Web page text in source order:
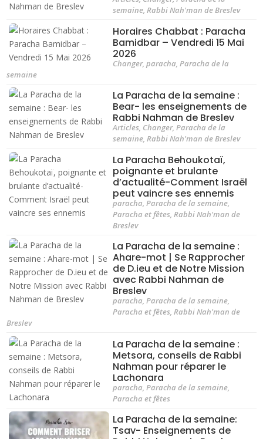
semaine,Rabbi Nah'man de Breslev
Horaires Chabbat : Paracha
Bamidbar – Vendredi 15 Mai
2026
Changer,paracha,Paracha de la
semaine
La Paracha de la semaine :
Bear- les enseignements de
Rabbi Nahman de Breslev
Articles, Changer,Paracha de la
semaine,Rabbi Nah'man de Breslev
La Paracha Behoukotaï,
poignante et brulante
d’actualité-Comment Israël
peut vaincre ses ennemis
paracha,Paracha de la semaine,
Paracha et fêtes,Rabbi Nah'man de
Breslev
La Paracha de la semaine :
Ahare-mot | Se Rapprocher
de D.ieu et de Notre Mission
avec Rabbi Nahman de
Breslev
paracha,Paracha de la semaine,
Paracha et fêtes,Rabbi Nah'man de
Breslev
La Paracha de la semaine :
Metsora, conseils de Rabbi
Nahman pour réparer le
Lachonara
paracha,Paracha de la semaine,
Paracha et fêtes
La Paracha de la semaine:
Tsav- Enseignements de